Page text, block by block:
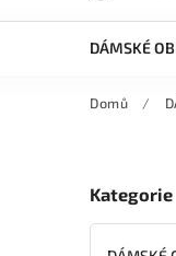
DÁMSKÉ
Domů /
Kategorie